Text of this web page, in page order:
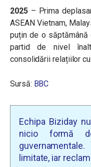
2025– Prima
ASEAN Vietnam,
puțin de o
partid de nivel
consolidării relațiilor
Sursă: BBC
Echipa Biziday
nicio formă
limitate, iar